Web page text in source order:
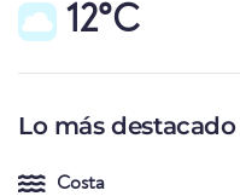
12°C
Lo más destacado
Costa